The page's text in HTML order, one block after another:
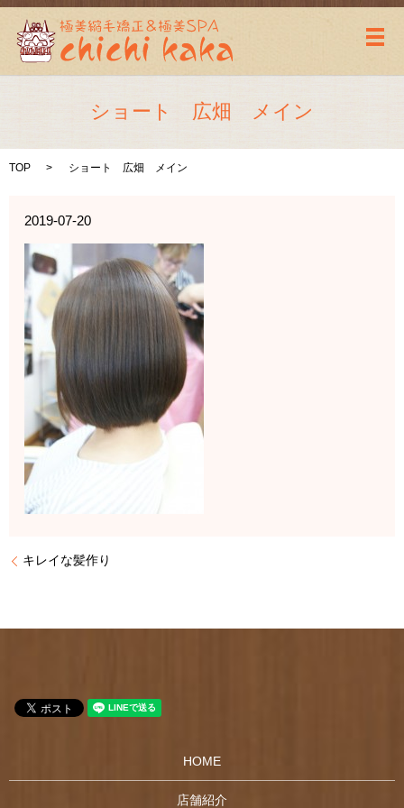
メ
ショート 広畑 メイン
TOP ショート 広畑 メイン
2019-07-20
キレイな髪作り
HOME
店舗紹介